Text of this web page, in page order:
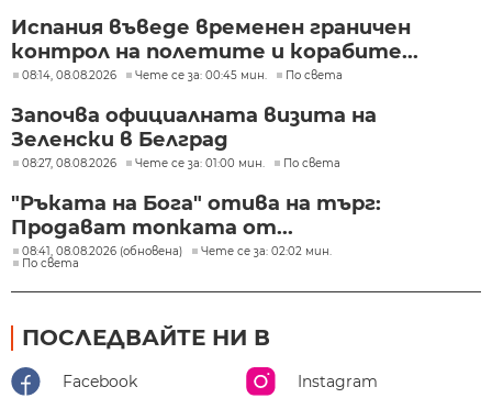
Испания въведе временен граничен
контрол на полетите и корабите...
08:14, 08.08.2026 Чете се за: 00:45 мин. По света
Започва официалната визита на
Зеленски в Белград
08:27, 08.08.2026 Чете се за: 01:00 мин. По света
"Ръката на Бога" отива на търг:
Продават топката от...
08:41, 08.08.2026 (обновена)
Чете се за: 02:02 мин.
По света
ПОСЛЕДВАЙТЕ НИ В
Facebook Instagram